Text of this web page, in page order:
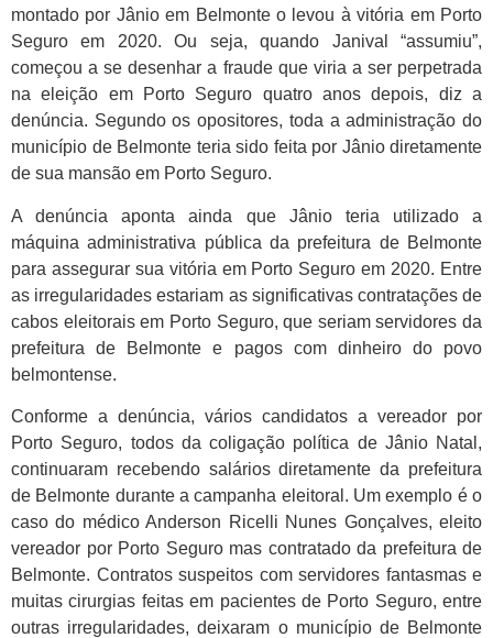
montado por Jânio em Belmonte o levou à vitória em Porto
Seguro em 2020. Ou seja, quando Janival “assumiu”,
começou a se desenhar a fraude que viria a ser perpetrada
na eleição em Porto Seguro quatro anos depois, diz a
denúncia. Segundo os opositores, toda a administração do
município de Belmonte teria sido feita por Jânio diretamente
de sua mansão em Porto Seguro.
A denúncia aponta ainda que Jânio teria utilizado a
máquina administrativa pública da prefeitura de Belmonte
para assegurar sua vitória em Porto Seguro em 2020. Entre
as irregularidades estariam as significativas contratações de
cabos eleitorais em Porto Seguro, que seriam servidores da
prefeitura de Belmonte e pagos com dinheiro do povo
belmontense.
Conforme a denúncia, vários candidatos a vereador por
Porto Seguro, todos da coligação política de Jânio Natal,
continuaram recebendo salários diretamente da prefeitura
de Belmonte durante a campanha eleitoral. Um exemplo é o
caso do médico Anderson Ricelli Nunes Gonçalves, eleito
vereador por Porto Seguro mas contratado da prefeitura de
Belmonte. Contratos suspeitos com servidores fantasmas e
muitas cirurgias feitas em pacientes de Porto Seguro, entre
outras irregularidades, deixaram o município de Belmonte